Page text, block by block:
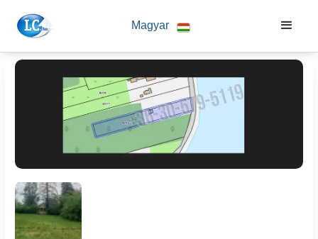
Magyar